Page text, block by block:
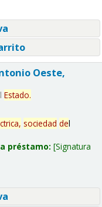
Oeste,
l Estado.
sociedad del
préstamo: Signatura